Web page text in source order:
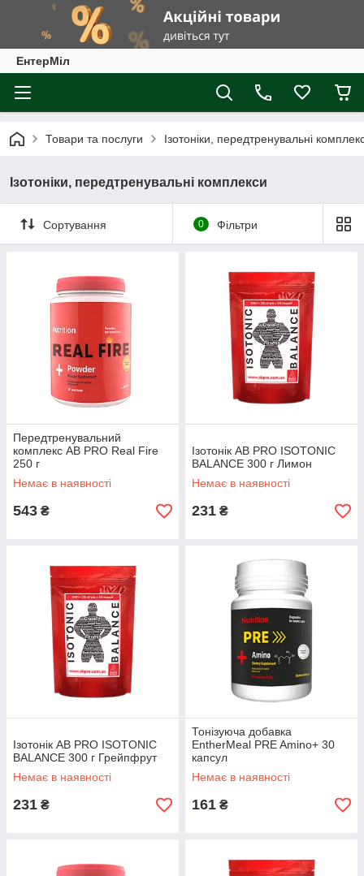
ЕнтерМіл
Товари та послуги Ізотоніки, передтренувальні
Ізотоніки, передтренувальні комплекси
Сортування 0 Фільтри
Передтренувальний
комплекс AB PRO Real Fire
250 г
Немає в наявності
543 ₴
Ізотонік AB PRO ISOTONIC
BALANCE 300 г Лимон
Немає в наявності
231 ₴
Ізотонік AB PRO ISOTONIC
BALANCE 300 г Грейпфрут
Немає в наявності
231 ₴
Тонізуюча добавка
EntherMeal PRE Amino+ 30
капсул
Немає в наявності
161 ₴